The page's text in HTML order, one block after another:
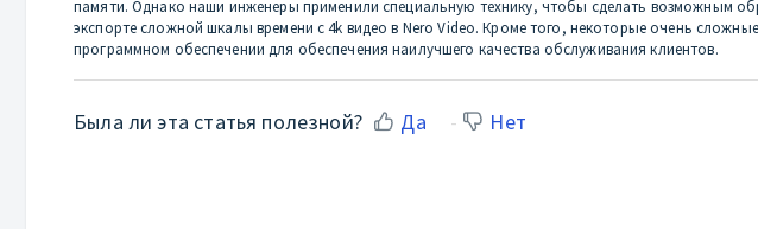
памяти. Однако наши инженеры применили специальную технику, чтобы сделать возможным
экспорте сложной шкалы времени с 4k видео в Nero Video. Кроме того, некоторые очень
программном обеспечении для обеспечения наилучшего качества обслуживания клиентов.
Была ли эта статья полезной? Да Нет